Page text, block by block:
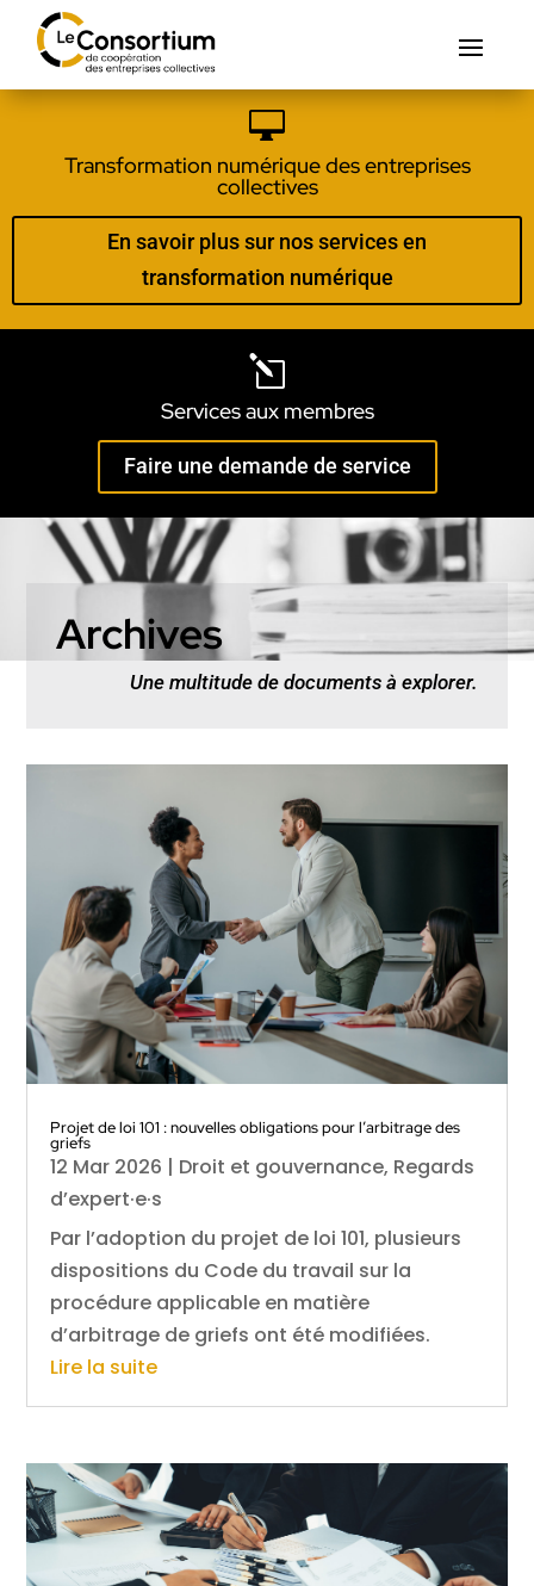

Transformation numérique des entreprises
collectives
En savoir plus sur nos services en
transformation numérique
l
Services aux membres
Faire une demande de service
Archives
Une multitude de documents à explorer.
Projet de loi 101 : nouvelles obligations pour l’arbitrage des
griefs
12 Mar 2026 | Droit et gouvernance, Regards
d’expert·e·s
Par l’adoption du projet de loi 101, plusieurs
dispositions du Code du travail sur la
procédure applicable en matière
d’arbitrage de griefs ont été modifiées.
Lire la suite